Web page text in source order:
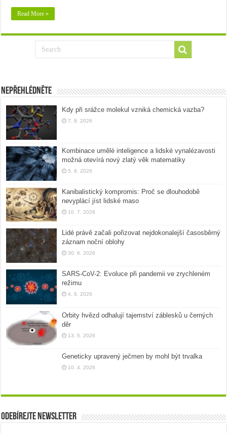
Read More »
Nepřehlédněte
Kdy při srážce molekul vzniká chemická vazba?
7. 8. 2026
Kombinace umělé inteligence a lidské vynalézavosti
možná otevírá nový zlatý věk matematiky
5. 8. 2026
Kanibalistický kompromis: Proč se dlouhodobě
nevyplácí jíst lidské maso
10. 7. 2026
Lidé právě začali pořizovat nejdokonalejší časosběrný
záznam noční oblohy
30. 6. 2026
SARS-CoV-2: Evoluce při pandemii ve zrychleném
režimu
4. 6. 2026
Orbity hvězd odhalují tajemství záblesků u černých
děr
13. 5. 2026
Geneticky upravený ječmen by mohl být trvalka
10. 4. 2026
Odebírejte newsletter